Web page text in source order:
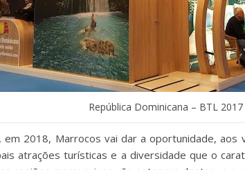
República Dominicana – BTL 2017
2018, Marrocos vai dar a oportunidade,
atrações turísticas e a diversidade que o